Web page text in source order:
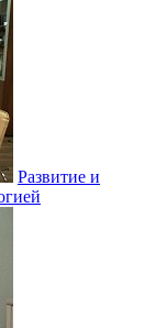
Развитие и